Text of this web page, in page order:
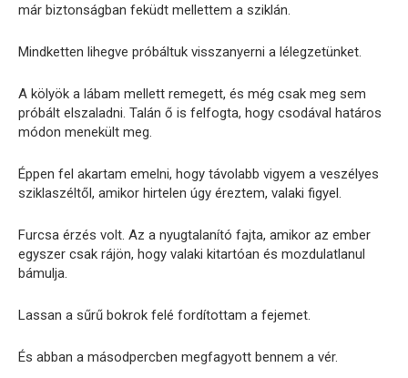
már biztonságban feküdt mellettem a sziklán.
Mindketten lihegve próbáltuk visszanyerni a lélegzetünket.
A kölyök a lábam mellett remegett, és még csak meg sem
próbált elszaladni. Talán ő is felfogta, hogy csodával határos
módon menekült meg.
Éppen fel akartam emelni, hogy távolabb vigyem a veszélyes
sziklaszéltől, amikor hirtelen úgy éreztem, valaki figyel.
Furcsa érzés volt. Az a nyugtalanító fajta, amikor az ember
egyszer csak rájön, hogy valaki kitartóan és mozdulatlanul
bámulja.
Lassan a sűrű bokrok felé fordítottam a fejemet.
És abban a másodpercben megfagyott bennem a vér.